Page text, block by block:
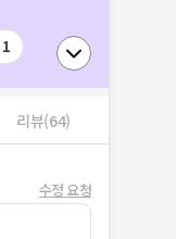
1
리뷰(64)
수정 요청